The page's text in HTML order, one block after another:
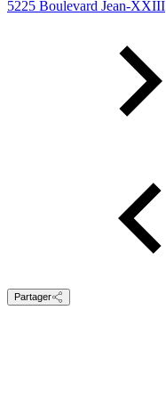
5225 Boulevard Jean-XXIII
Partager